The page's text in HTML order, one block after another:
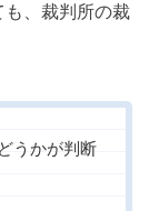
、裁判所の裁
うかが判断